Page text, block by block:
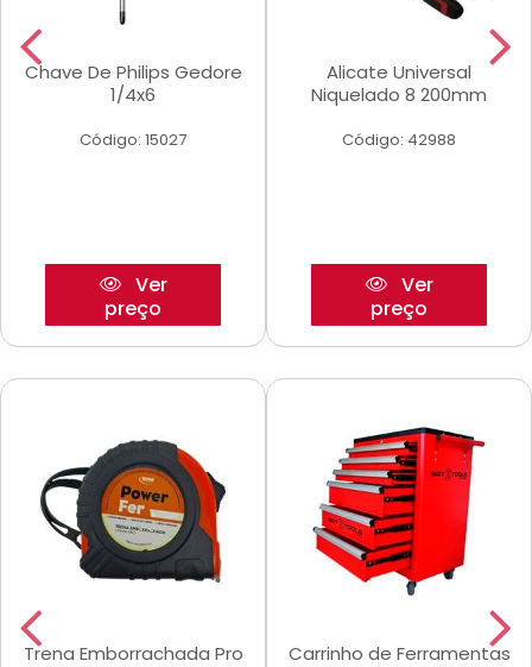
Chave De Philips Gedore
1/4x6
Código: 15027
Ver
preço
Alicate Universal
Niquelado 8 200mm
Código: 42988
Ver
preço
Trena Emborrachada Pro
Carrinho de Ferramentas